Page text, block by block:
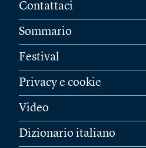
Contattaci
Sommario
Festival
Privacy e cookie
Video
Dizionario italiano